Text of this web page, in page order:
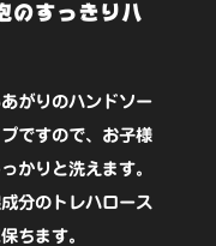
のすっきりハ
がりのハンドソー
ですので、お子様
かりと洗えます。
分のトレハロース
ちます。